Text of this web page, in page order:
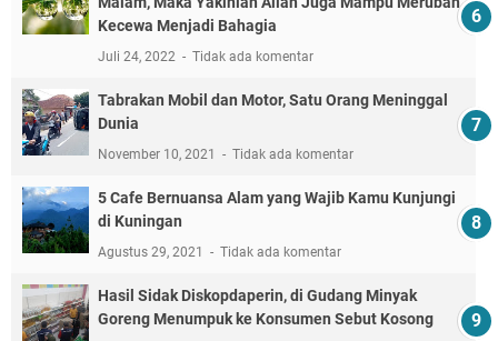
Kecewa Menjadi Bahagia
Juli 24, 2022 Tidak ada komentar
Tabrakan Mobil dan Motor, Satu Orang Meninggal
Dunia
November 10, 2021 Tidak ada komentar
5 Cafe Bernuansa Alam yang Wajib Kamu Kunjungi
di Kuningan
Agustus 29, 2021 Tidak ada komentar
Hasil Sidak Diskopdaperin, di Gudang Minyak
Goreng Menumpuk ke Konsumen Sebut Kosong